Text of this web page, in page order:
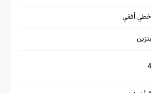
خطي أفقي
بنزين
4